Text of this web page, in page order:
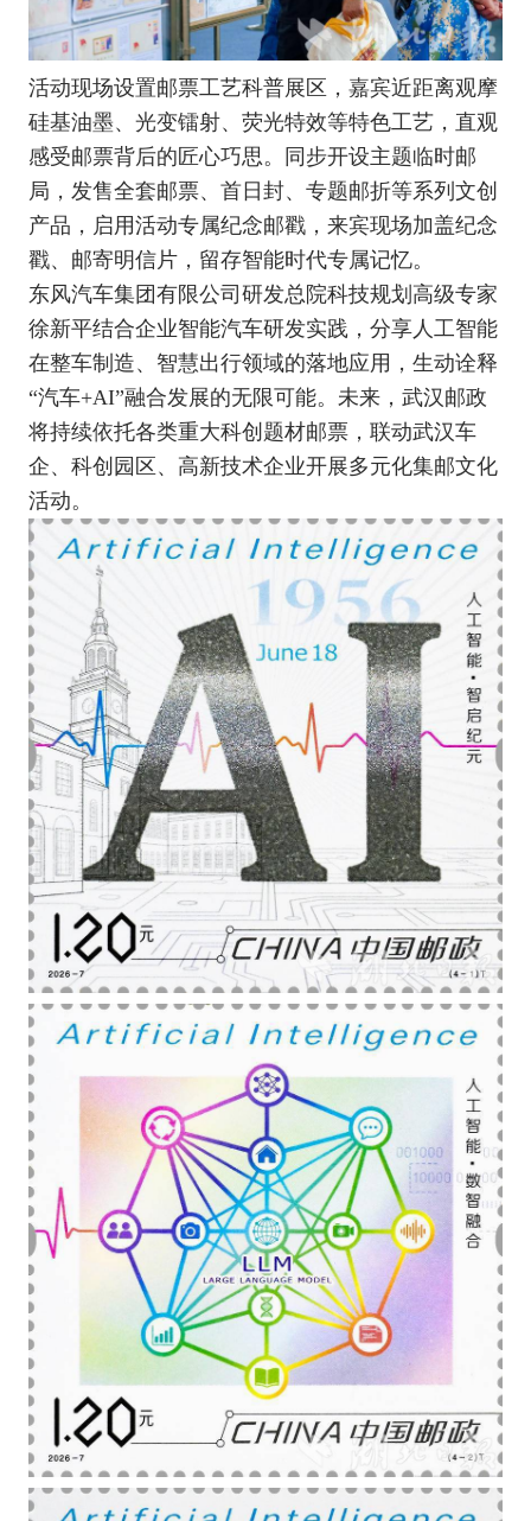
活动现场设置邮票工艺科普展区，嘉宾近距离观摩
硅基油墨、光变镭射、荧光特效等特色工艺，直观
感受邮票背后的匠心巧思。同步开设主题临时邮
局，发售全套邮票、首日封、专题邮折等系列文创
产品，启用活动专属纪念邮戳，来宾现场加盖纪念
戳、邮寄明信片，留存智能时代专属记忆。
东风汽车集团有限公司研发总院科技规划高级专家
徐新平结合企业智能汽车研发实践，分享人工智能
在整车制造、智慧出行领域的落地应用，生动诠释
“汽车+AI”融合发展的无限可能。未来，武汉邮政
将持续依托各类重大科创题材邮票，联动武汉车
企、科创园区、高新技术企业开展多元化集邮文化
活动。